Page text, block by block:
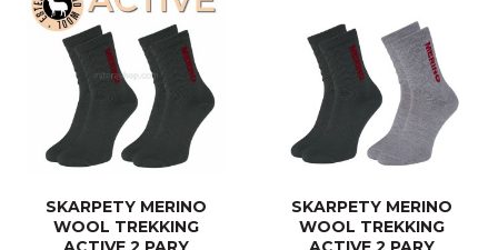
SKARPETY MERINO
WOOL TREKKING
SKARPETY MERINO
WOOL TREKKING